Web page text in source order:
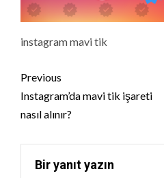
instagram mavi tik
Continue
Reading
Previous
Instagram’da mavi tik işareti
nasıl alınır?
Bir yanıt yazın